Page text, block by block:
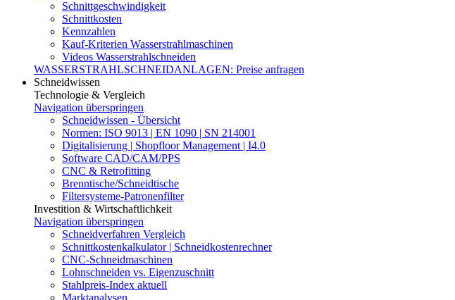
Schnittgeschwindigkeit
Schnittkosten
Kennzahlen
Kauf-Kriterien Wasserstrahlmaschinen
Videos Wasserstrahlschneiden
WASSERSTRAHLSCHNEIDANLAGEN: Preise anfragen
Schneidwissen
Technologie & Vergleich
Navigation überspringen
Schneidwissen - Übersicht
Normen: ISO 9013 | EN 1090 | SN 214001
Digitalisierung | Shopfloor Management | I4.0
Software CAD/CAM/PPS
CNC & Retrofitting
Brenntische/Schneidtische
Filtersysteme-Patronenfilter
Investition & Wirtschaftlichkeit
Navigation überspringen
Schneidverfahren Vergleich
Schnittkostenkalkulator | Schneidkostenrechner
CNC-Schneidmaschinen
Lohnschneiden vs. Eigenzuschnitt
Stahlpreis-Index aktuell
Marktanalysen